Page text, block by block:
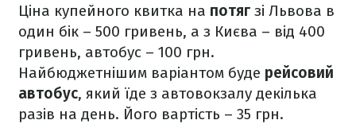
Ціна купейного квитка на потяг зі Львова в
один бік – 500 гривень, а з Києва – від 400
гривень, автобус – 100 грн.
Найбюджетнішим варіантом буде рейсовий
автобус, який їде з автовокзалу декілька
разів на день. Його вартість – 35 грн.